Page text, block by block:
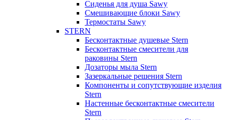
Сиденья для душа Sawy
Смешивающие блоки Sawy
Термостаты Sawy
STERN
Бесконтактные душевые Stern
Бесконтактные смесители для
раковины Stern
Дозаторы мыла Stern
Зазеркальные решения Stern
Компоненты и сопутствующие изделия
Stern
Настенные бесконтактные смесители
Stern